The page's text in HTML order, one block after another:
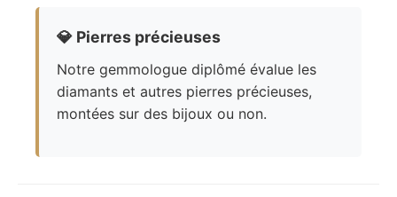
💎 Pierres précieuses
Notre gemmologue diplômé évalue les
diamants et autres pierres précieuses,
montées sur des bijoux ou non.